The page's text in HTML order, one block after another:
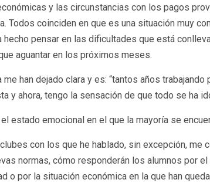
y las circunstancias con los pagos
Todos coinciden en que es una situación muy
hecho pensar en las dificultades que está
aguantar en los próximos meses.
han dejado clara y es: “tantos años trabajando
y ahora, tengo la sensación de que todo se ha
estado emocional en el que la mayoría se
con los que he hablado, sin excepción, me
normas, cómo responderán los alumnos por
o por la situación económica en la que han